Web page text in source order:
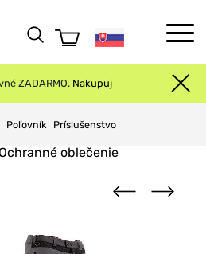
ZADARMO. Nakupuj
Poľovník Príslušenstvo
Ochranné oblečenie